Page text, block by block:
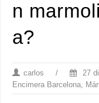
n
a?
carlos / 27
Encimera Barcelona,